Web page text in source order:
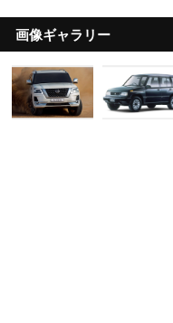
画像ギャラリー